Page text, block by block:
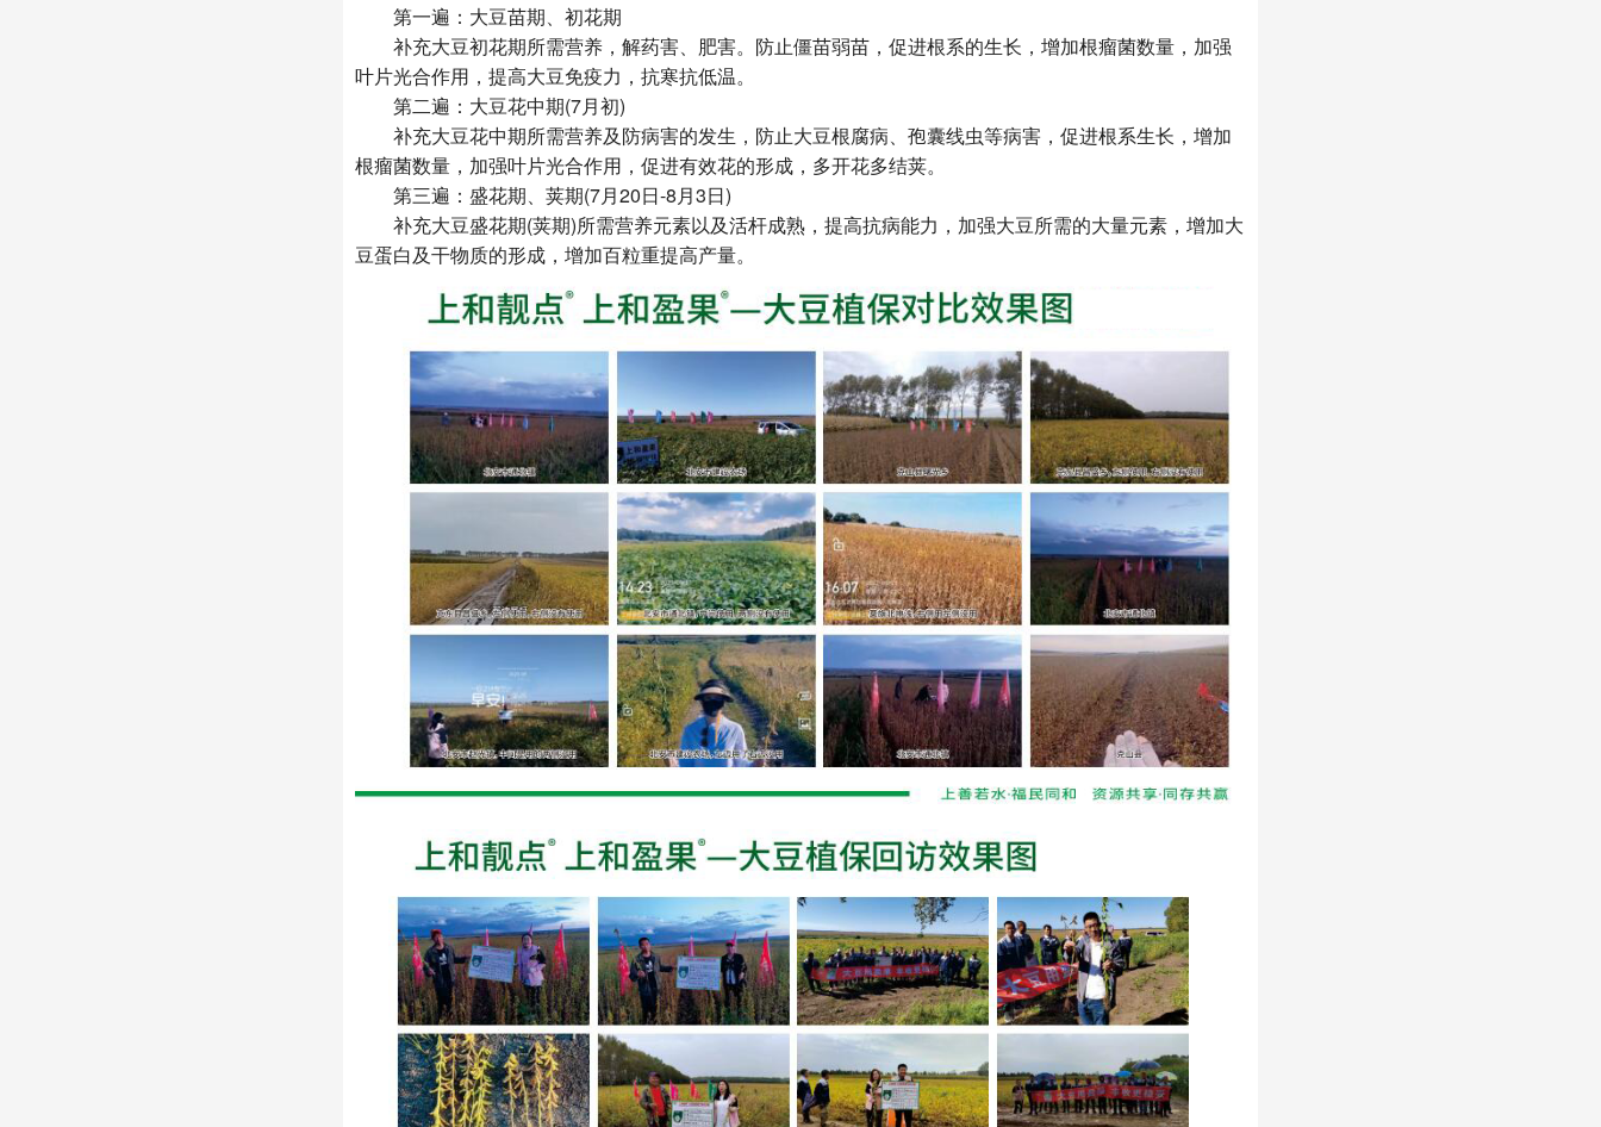
第一遍：大豆苗期、初花期
补充大豆初花期所需营养，解药害、肥害。防止僵苗弱苗，促进根系的生长，增加根瘤菌数量，加强
叶片光合作用，提高大豆免疫力，抗寒抗低温。
第二遍：大豆花中期(7月初)
补充大豆花中期所需营养及防病害的发生，防止大豆根腐病、孢囊线虫等病害，促进根系生长，增加
根瘤菌数量，加强叶片光合作用，促进有效花的形成，多开花多结荚。
第三遍：盛花期、荚期(7月20日-8月3日)
补充大豆盛花期(荚期)所需营养元素以及活杆成熟，提高抗病能力，加强大豆所需的大量元素，增加大
豆蛋白及干物质的形成，增加百粒重提高产量。